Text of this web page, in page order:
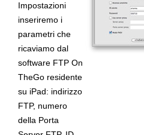
Impostazioni
inseriremo i
parametri che
ricaviamo dal
software FTP On
TheGo residente
su iPad: indirizzo
FTP, numero
della Porta